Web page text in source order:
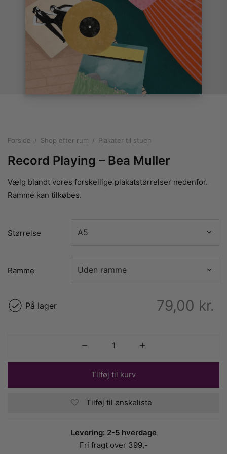
Forside / Shop efter rum / Plakater til stuen
Record Playing – Bea Muller
Vælg blandt vores forskellige plakatstørrelser nedenfor.
Ramme kan tilkøbes.
Størrelse
Ramme
79,00 kr.
På lager
Tilføj til kurv
Tilføj til ønskeliste
Levering: 2-5 hverdage
Fri fragt over 399,-
i pastelfarver
plakater
til sommerhuset
med kvinder